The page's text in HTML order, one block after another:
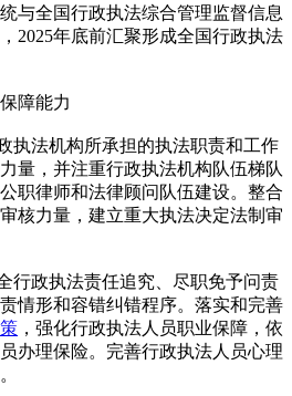
与全国行政执法综合管理监督信息
2025年底前汇聚形成全国行政执法
障能力
执法机构所承担的执法职责和工作
量，并注重行政执法机构队伍梯队
职律师和法律顾问队伍建设。整合
核力量，建立重大执法决定法制审
行政执法责任追究、尽职免予问责
情形和容错纠错程序。落实和完善
，强化行政执法人员职业保障，依
办理保险。完善行政执法人员心理